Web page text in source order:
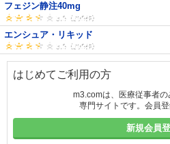
フェジン静注40mg
エンシュア・リキッド
はじめてご利用の方
m3.comは、医療従事者
専門サイトです。会員登
新規会員